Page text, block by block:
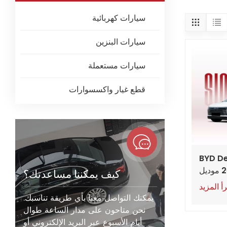
سيارات كهربائية
سيارات البنزين
سيارات مستعملة
قطع غيار واكسسوارات
كيف يمكننا مساعدتك؟
يمكنك التواصل معنا بأي طريقة تناسبك.
نحن متاحون على مدار الساعة طوال
أيام الأسبوع عبر البريد الإلكتروني أو
BYD
الجديدة 05 2025 موديل
DM-i
المزيد